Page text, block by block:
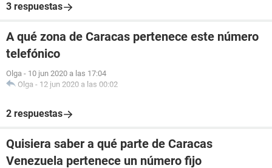
3 respuestas
A qué zona de Caracas pertenece este número
telefónico
Olga - 10 jun 2020 a las 17:04
Olga - 12 jun 2020 a las 00:02
2 respuestas
Quisiera saber a qué parte de Caracas
Venezuela pertenece un número fijo